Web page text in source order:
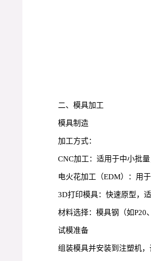
二、模具加工
模具制造
加工方式：
CNC加工：适用于中小批量
电火花加工（EDM）：用
3D打印模具：快速原型，
材料选择：模具钢（如P20
试模准备
组装模具并安装到注塑机，